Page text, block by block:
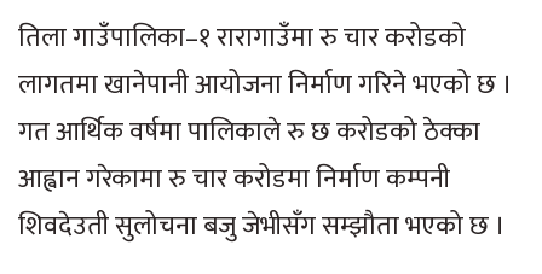
तिला गाउँपालिका–१ रारागाउँमा रु चार करोडको
लागतमा खानेपानी आयोजना निर्माण गरिने भएको छ ।
गत आर्थिक वर्षमा पालिकाले रु छ करोडको ठेक्का
आह्वान गरेकामा रु चार करोडमा निर्माण कम्पनी
शिवदेउती सुलोचना बजु जेभीसँग सम्झौता भएको छ ।